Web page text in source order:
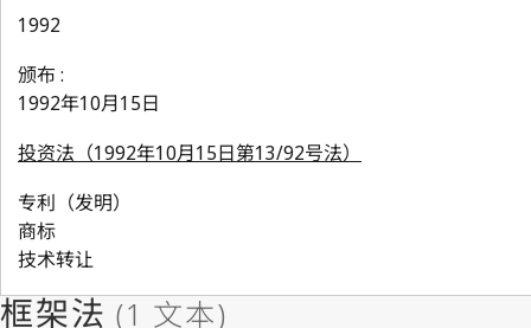
1992
颁布 :
1992年10月15日
投资法（1992年10月15日第13/92号法）
专利（发明）
商标
技术转让